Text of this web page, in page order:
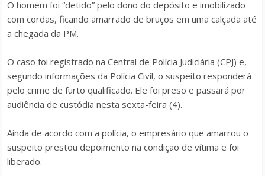
O homem foi “detido” pelo dono do depósito e imobilizado
com cordas, ficando amarrado de bruços em uma calçada até
a chegada da PM.
O caso foi registrado na Central de Polícia Judiciária (CPJ) e,
segundo informações da Polícia Civil, o suspeito responderá
pelo crime de furto qualificado. Ele foi preso e passará por
audiência de custódia nesta sexta-feira (4).
Ainda de acordo com a polícia, o empresário que amarrou o
suspeito prestou depoimento na condição de vítima e foi
liberado.